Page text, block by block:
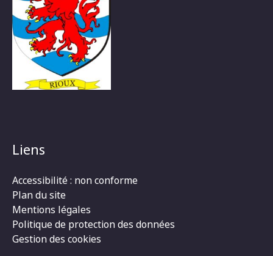
Liens
Accessibilité : non conforme
Plan du site
Mentions légales
Politique de protection des données
Gestion des cookies